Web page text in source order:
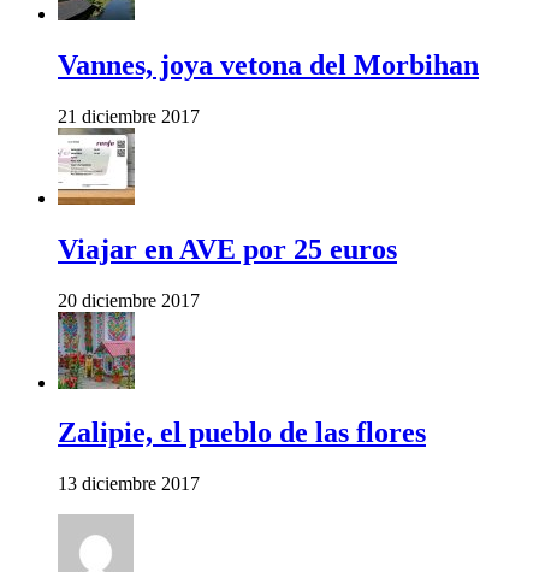
Vannes, joya vetona del Morbihan
21 diciembre 2017
Viajar en AVE por 25 euros
20 diciembre 2017
Zalipie, el pueblo de las flores
13 diciembre 2017